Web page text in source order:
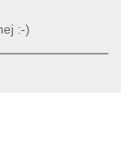
:-)